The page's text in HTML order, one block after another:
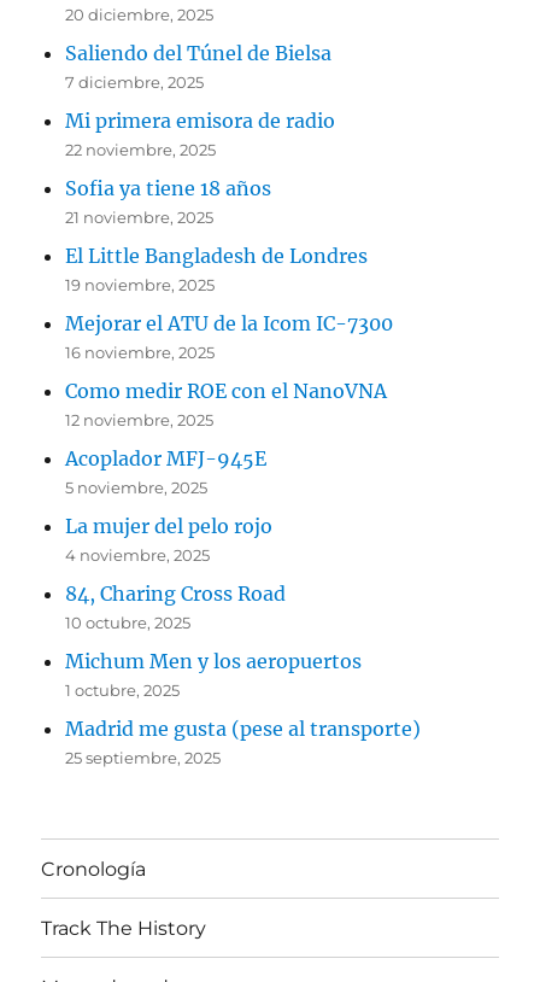
20 diciembre, 2025
Saliendo del Túnel de Bielsa
7 diciembre, 2025
Mi primera emisora de radio
22 noviembre, 2025
Sofia ya tiene 18 años
21 noviembre, 2025
El Little Bangladesh de Londres
19 noviembre, 2025
Mejorar el ATU de la Icom IC-7300
16 noviembre, 2025
Como medir ROE con el NanoVNA
12 noviembre, 2025
Acoplador MFJ-945E
5 noviembre, 2025
La mujer del pelo rojo
4 noviembre, 2025
84, Charing Cross Road
10 octubre, 2025
Michum Men y los aeropuertos
1 octubre, 2025
Madrid me gusta (pese al transporte)
25 septiembre, 2025
Cronología
Track The History